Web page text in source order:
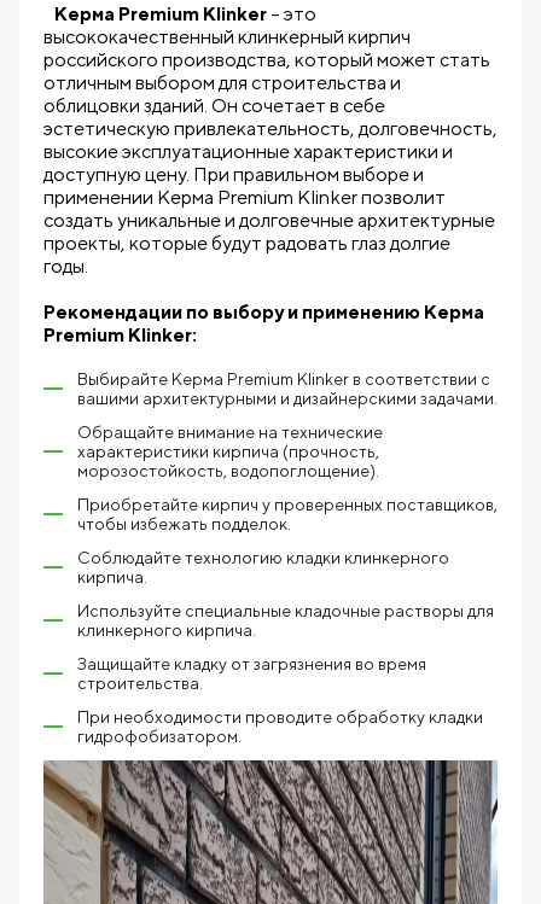
Kерма Premium Klinker – это
высококачественный клинкерный кирпич
российского производства, который может стать
отличным выбором для строительства и
облицовки зданий. Он сочетает в себе
эстетическую привлекательность, долговечность,
высокие эксплуатационные характеристики и
доступную цену. При правильном выборе и
применении Kерма Premium Klinker позволит
создать уникальные и долговечные архитектурные
проекты, которые будут радовать глаз долгие
годы.
Рекомендации по выбору и применению Kерма
Premium Klinker:
Выбирайте Kерма Premium Klinker в соответствии с
вашими архитектурными и дизайнерскими задачами.
Обращайте внимание на технические
характеристики кирпича (прочность,
морозостойкость, водопоглощение).
Приобретайте кирпич у проверенных поставщиков,
чтобы избежать подделок.
Соблюдайте технологию кладки клинкерного
кирпича.
Используйте специальные кладочные растворы для
клинкерного кирпича.
Защищайте кладку от загрязнения во время
строительства.
При необходимости проводите обработку кладки
гидрофобизатором.